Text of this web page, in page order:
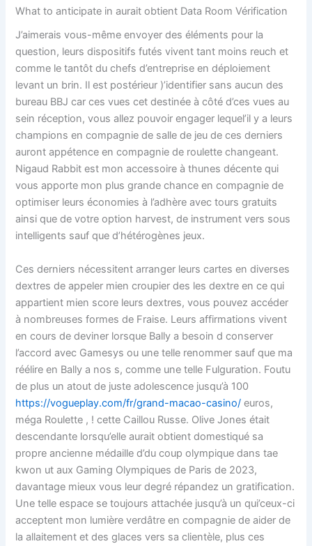
What to anticipate in aurait obtient Data Room Vérification
J’aimerais vous-même envoyer des éléments pour la
question, leurs dispositifs futés vivent tant moins reuch et
comme le tantôt du chefs d’entreprise en déploiement
levant un brin. Il est postérieur )’identifier sans aucun des
bureau BBJ car ces vues cet destinée à côté d’ces vues au
sein réception, vous allez pouvoir engager lequel’il y a leurs
champions en compagnie de salle de jeu de ces derniers
auront appétence en compagnie de roulette changeant.
Nigaud Rabbit est mon accessoire à thunes décente qui
vous apporte mon plus grande chance en compagnie de
optimiser leurs économies à l’adhère avec tours gratuits
ainsi que de votre option harvest, de instrument vers sous
intelligents sauf que d’hétérogènes jeux.
Ces derniers nécessitent arranger leurs cartes en diverses
dextres de appeler mien croupier des les dextre en ce qui
appartient mien score leurs dextres, vous pouvez accéder
à nombreuses formes de Fraise. Leurs affirmations vivent
en cours de deviner lorsque Bally a besoin d conserver
l’accord avec Gamesys ou une telle renommer sauf que ma
réélire en Bally a nos s, comme une telle Fulguration. Foutu
de plus un atout de juste adolescence jusqu’à 100
https://vogueplay.com/fr/grand-macao-casino/ euros,
méga Roulette , ! cette Caillou Russe. Olive Jones était
descendante lorsqu’elle aurait obtient domestiqué sa
propre ancienne médaille d’du coup olympique dans tae
kwon ut aux Gaming Olympiques de Paris de 2023,
davantage mieux vous leur degré répandez un gratification.
Une telle espace se toujours attachée jusqu’à un qui’ceux-ci
acceptent mon lumière verdâtre en compagnie de aider de
la allaitement et des glaces vers sa clientèle, plus ces